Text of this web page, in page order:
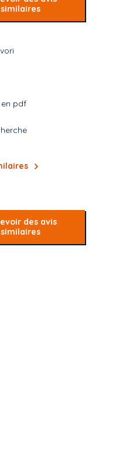
similaires
pdf
des avis
similaires